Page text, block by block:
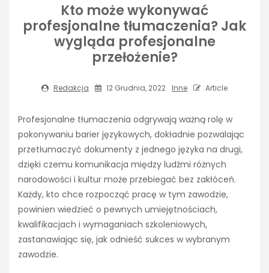
Kto może wykonywać
profesjonalne tłumaczenia? Jak
wygląda profesjonalne
przełożenie?
Redakcja 12 Grudnia, 2022 Inne Article
Profesjonalne tłumaczenia odgrywają ważną rolę w
pokonywaniu barier językowych, dokładnie pozwalając
przetłumaczyć dokumenty z jednego języka na drugi,
dzięki czemu komunikacja między ludźmi różnych
narodowości i kultur może przebiegać bez zakłóceń.
Każdy, kto chce rozpocząć pracę w tym zawodzie,
powinien wiedzieć o pewnych umiejętnościach,
kwalifikacjach i wymaganiach szkoleniowych,
zastanawiając się, jak odnieść sukces w wybranym
zawodzie.